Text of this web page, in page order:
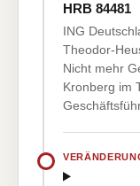
HRB 84481
ING
Theodor-
Nicht mehr
Kronberg im